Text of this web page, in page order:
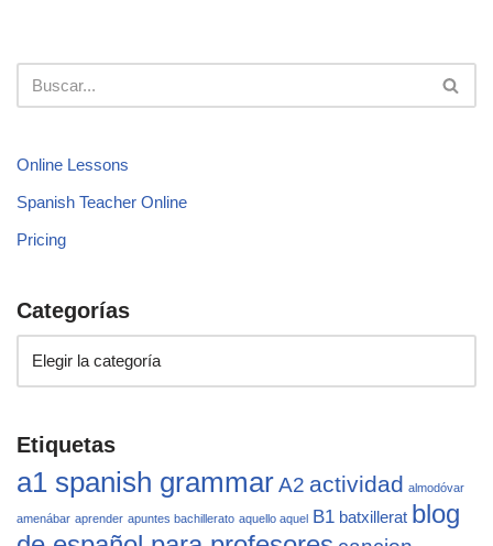
Online Lessons
Spanish Teacher Online
Pricing
Categorías
Etiquetas
a1 spanish grammarA2 actividad almodóvar
amenábar aprender apuntes bachillerato aquello aquel B1 batxillerat blog